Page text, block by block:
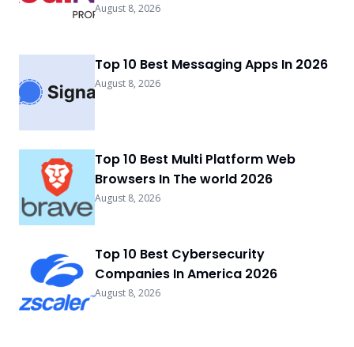
August 8, 2026
Top 10 Best Messaging Apps In 2026
August 8, 2026
Top 10 Best Multi Platform Web
Browsers In The world 2026
August 8, 2026
Top 10 Best Cybersecurity
Companies In America 2026
August 8, 2026